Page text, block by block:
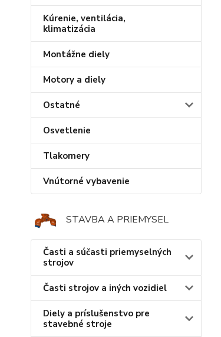
Kúrenie, ventilácia,
klimatizácia
Montážne diely
Motory a diely
Ostatné
Osvetlenie
Tlakomery
Vnútorné vybavenie
STAVBA A PRIEMYSEL
Časti a súčasti priemyselných
strojov
Časti strojov a iných vozidiel
Diely a príslušenstvo pre
stavebné stroje